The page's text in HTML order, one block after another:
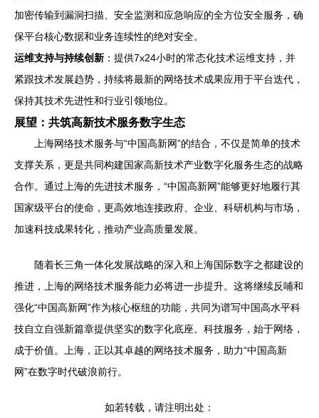
加密传输到漏洞扫描、安全监测和应急响应的全方位安全服务，确
保平台核心数据和业务连续性的绝对安全。
运维支持与持续创新 ：提供7x24小时的常态化技术运维支持，并
紧跟技术发展趋势，持续将最新的网络技术成果应用于平台迭代，
保持其技术先进性和行业引领地位。
展望：共筑高新技术服务数字生态
上海网络技术服务与“中国高新网”的结合，不仅是简单的技术
支撑关系，更是共同构建国家高新技术产业数字化服务生态的战略
合作。通过上海的先进技术服务，“中国高新网”能够更好地履行其
国家级平台的使命，更高效地连接政府、企业、科研机构与市场，
加速科技成果转化，推动产业高质量发展。
随着长三角一体化发展战略的深入和上海国际数字之都建设的
推进，上海的网络技术服务能力必将进一步提升。这将继续反哺和
强化“中国高新网”作为核心枢纽的功能，共同为谱写中国高水平科
技自立自强新篇章提供坚实的数字化底座。科技服务，始于网络，
成于价值。上海，正以其卓越的网络技术服务，助力“中国高新
网”在数字时代破浪前行。
如若转载，请注明出处：